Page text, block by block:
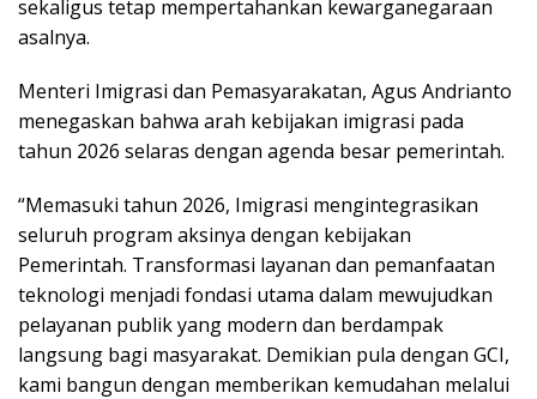
sekaligus tetap mempertahankan kewarganegaraan
asalnya.
Menteri Imigrasi dan Pemasyarakatan, Agus Andrianto
menegaskan bahwa arah kebijakan imigrasi pada
tahun 2026 selaras dengan agenda besar pemerintah.
“Memasuki tahun 2026, Imigrasi mengintegrasikan
seluruh program aksinya dengan kebijakan
Pemerintah. Transformasi layanan dan pemanfaatan
teknologi menjadi fondasi utama dalam mewujudkan
pelayanan publik yang modern dan berdampak
langsung bagi masyarakat. Demikian pula dengan GCI,
kami bangun dengan memberikan kemudahan melalui